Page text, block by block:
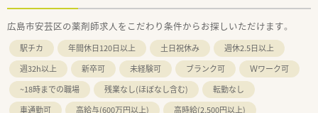
広島市安芸区の薬剤師求人をこだわり条件からお探しいただけます。
駅チカ 年間休日120日以上 土日祝休み
週休2.5日以上
週32h以上
新卒可 未経験可 ブランク可
Ｗワーク可
~18時までの職場
残業なし(ほぼなし含む)
転勤なし
車通勤可
高給与(600万円以上)
高時給(2,500円以上)